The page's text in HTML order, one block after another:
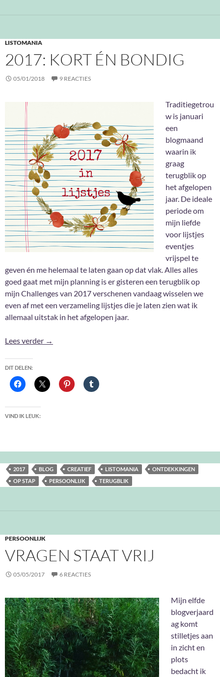
LISTOMANIA
2017: KORT ÉN BONDIG
05/01/2018 9 REACTIES
Traditiegetrou
w is januari
een
blogmaand
waarin ik
graag
terugblik op
het afgelopen
jaar. De ideale
periode om
mijn liefde
voor lijstjes
eventjes
vrijspel te
geven én me helemaal te laten gaan op dat vlak. Alles alles
goed gaat met mijn planning is er gisteren een terugblik op
mijn Challenges van 2017 verschenen vandaag wisselen we
even af met een verzameling lijstjes die je laten zien wat ik
allemaal uitstak in het afgelopen jaar.
Lees verder 2017: Kort én bondig
→
DIT DELEN:
VIND IK LEUK:
2017 BLOG CREATIEF LISTOMANIA
ONTDEKKINGEN
OP STAP
PERSOONLIJK TERUGBLIK
PERSOONLIJK
VRAGEN STAAT VRIJ
05/05/2017 6 REACTIES
Mijn elfde
blogverjaard
ag komt
stilletjes aan
in zicht en
plots
bedacht ik